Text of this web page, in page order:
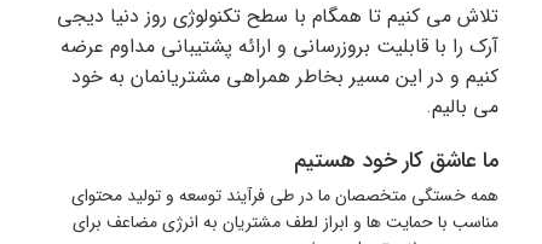
تلاش می کنیم تا همگام با سطح تکنولوژی روز دنیا دیجی
آرک را با قابلیت بروزرسانی و ارائه پشتیبانی مداوم عرضه
کنیم و در این مسیر بخاطر همراهی مشتریانمان به خود
می بالیم.
ما عاشق کار خود هستیم
همه خستگی متخصصان ما در طی فرآیند توسعه و تولید محتوای
مناسب با حمایت ها و ابراز لطف مشتریان به انرژی مضاعف برای